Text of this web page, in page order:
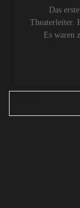
Das
Theaterleiter.
Es waren